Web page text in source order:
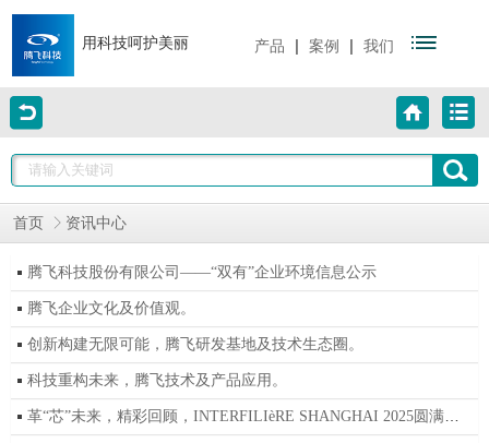
用科技呵护美丽 产品 | 案例 | 我们
首页 资讯中心
腾飞科技股份有限公司——“双有”企业环境信息公示
腾飞企业文化及价值观。
创新构建无限可能，腾飞研发基地及技术生态圈。
科技重构未来，腾飞技术及产品应用。
革“芯”未来，精彩回顾，INTERFILIèRE SHANGHAI 2025圆满落幕。